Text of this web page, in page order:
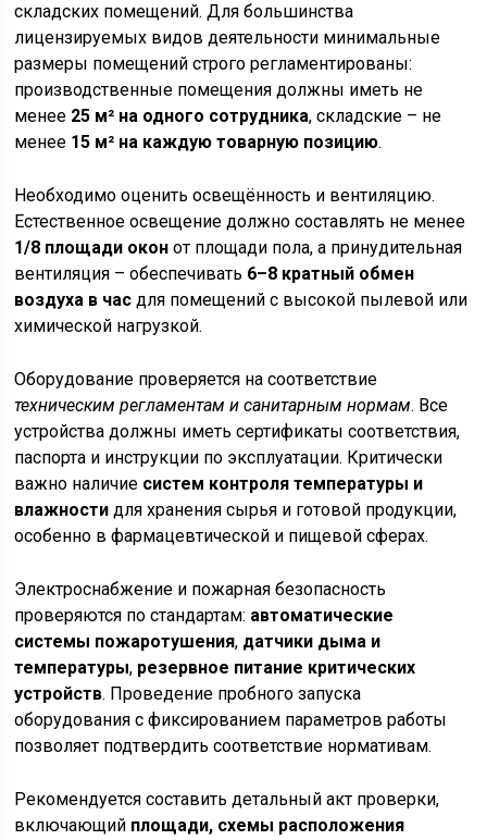
складских помещений. Для большинства
лицензируемых видов деятельности минимальные
размеры помещений строго регламентированы:
производственные помещения должны иметь не
менее 25 м² на одного сотрудника, складские – не
менее 15 м² на каждую товарную позицию.
Необходимо оценить освещённость и вентиляцию.
Естественное освещение должно составлять не менее
1/8 площади окон от площади пола, а принудительная
вентиляция – обеспечивать 6–8 кратный обмен
воздуха в час для помещений с высокой пылевой или
химической нагрузкой.
Оборудование проверяется на соответствие
техническим регламентам и санитарным нормам. Все
устройства должны иметь сертификаты соответствия,
паспорта и инструкции по эксплуатации. Критически
важно наличие систем контроля температуры и
влажности для хранения сырья и готовой продукции,
особенно в фармацевтической и пищевой сферах.
Электроснабжение и пожарная безопасность
проверяются по стандартам: автоматические
системы пожаротушения, датчики дыма и
температуры, резервное питание критических
устройств. Проведение пробного запуска
оборудования с фиксированием параметров работы
позволяет подтвердить соответствие нормативам.
Рекомендуется составить детальный акт проверки,
включающий площади, схемы расположения